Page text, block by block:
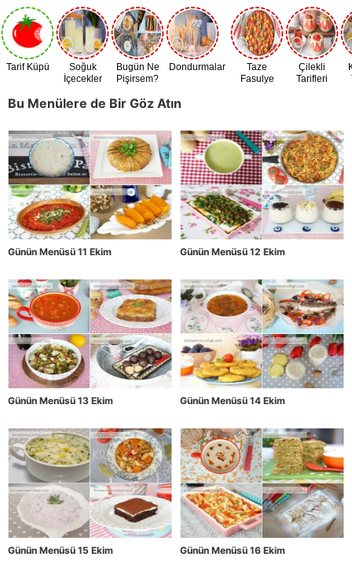
Tarif Küpü
Soğuk
İçecekler
Bugün Ne
Pişirsem?
Dondurmalar
Taze
Fasulye
Çilekli
Tarifleri
Bu Menülere de Bir Göz Atın
Günün Menüsü 11 Ekim Günün Menüsü 12 Ekim
Günün Menüsü 13 Ekim Günün Menüsü 14 Ekim
Günün Menüsü 15 Ekim Günün Menüsü 16 Ekim